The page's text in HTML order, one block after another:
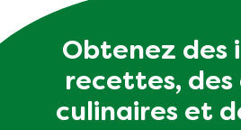
Obtenez des
recettes, des
culinaires et